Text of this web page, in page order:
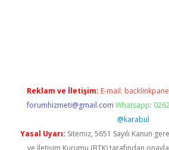
Reklam ve İletişim: E-mail:
forumhizmeti@gmail.com Whatsapp:
@karabul
Yasal Uyarı: Sitemiz, 5651 Sayılı Kanun
ve İletişim Kurumu (BTK) tarafından